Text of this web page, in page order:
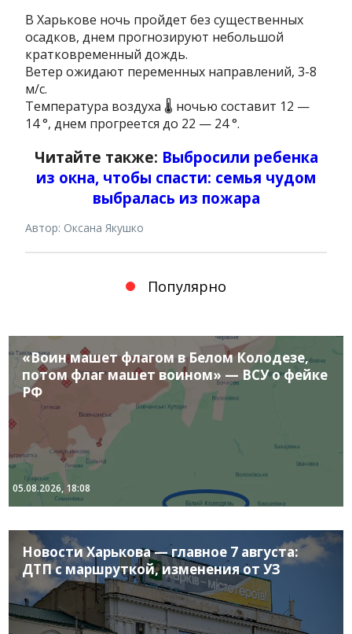
В Харькове ночь пройдет без существенных
осадков, днем ​​прогнозируют небольшой
кратковременный дождь.
Ветер ожидают переменных направлений, 3-8
м/с.
Температура воздуха 🌡 ночью составит 12 —
14 °, днем ​​прогреется до 22 — 24 °.
Читайте также: Выбросили ребенка
из окна, чтобы спасти: семья чудом
выбралась из пожара
Автор: Оксана Якушко
Популярно
«Воин машет флагом в Белом Колодезе,
потом флаг машет воином» — ВСУ о фейке
РФ
05.08.2026, 18:08
Новости Харькова — главное 7 августа:
ДТП с маршруткой, изменения от УЗ